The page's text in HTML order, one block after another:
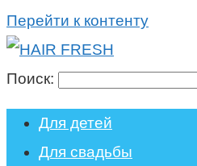
Перейти к контенту
Поиск:
Для детей
Для свадьбы